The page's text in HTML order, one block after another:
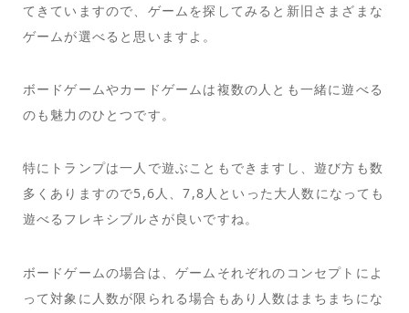
てきていますので、ゲームを探してみると新旧さまざまな
ゲームが選べると思いますよ。
ボードゲームやカードゲームは複数の人とも一緒に遊べる
のも魅力のひとつです。
特にトランプは一人で遊ぶこともできますし、遊び方も数
多くありますので5,6人、7,8人といった大人数になっても
遊べるフレキシブルさが良いですね。
ボードゲームの場合は、ゲームそれぞれのコンセプトによ
って対象に人数が限られる場合もあり人数はまちまちにな